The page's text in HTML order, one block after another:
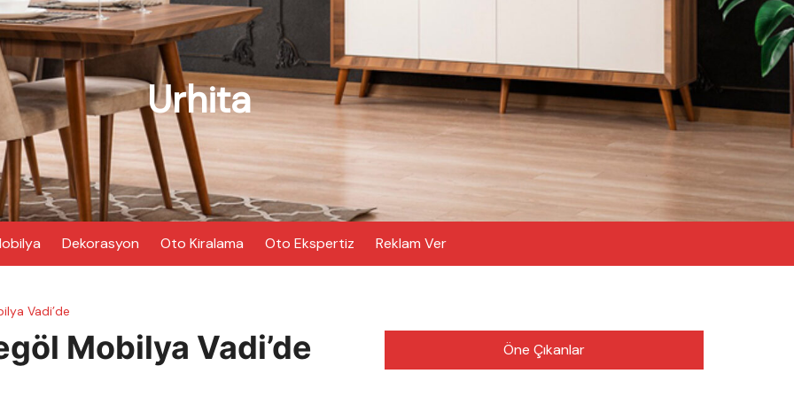
Urhita
Dekorasyon Oto Kiralama Oto Ekspertiz Reklam Ver
Vadi’de
Mobilya Vadi’de Öne Çıkanlar